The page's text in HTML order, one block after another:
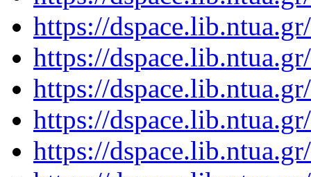
https://
https://
https://
https://
https://